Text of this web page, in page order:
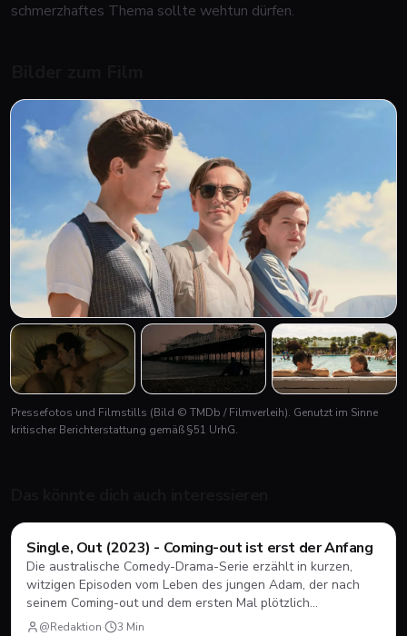
schmerzhaftes Thema sollte wehtun dürfen.
+2
Pressefotos und Filmstills (Bild © TMDb / Filmverleih). Genutzt im Sinne
kritischer Berichterstattung gemäß §51 UrhG.
Filme & Serien
Single, Out (2023) - Coming-out ist erst der Anfang
Die australische Comedy-Drama-Serie erzählt in kurzen,
witzigen Episoden vom Leben des jungen Adam, der nach
seinem Coming-out und dem ersten Mal plötzlich
herausfinden muss, wie Dating, Freundschaft und Familie
@Redaktion· 3 Min